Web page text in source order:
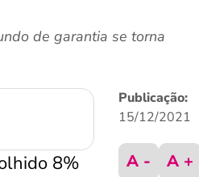
de garantia se torna
8%
Publicação:
15/12/2021
A - A +